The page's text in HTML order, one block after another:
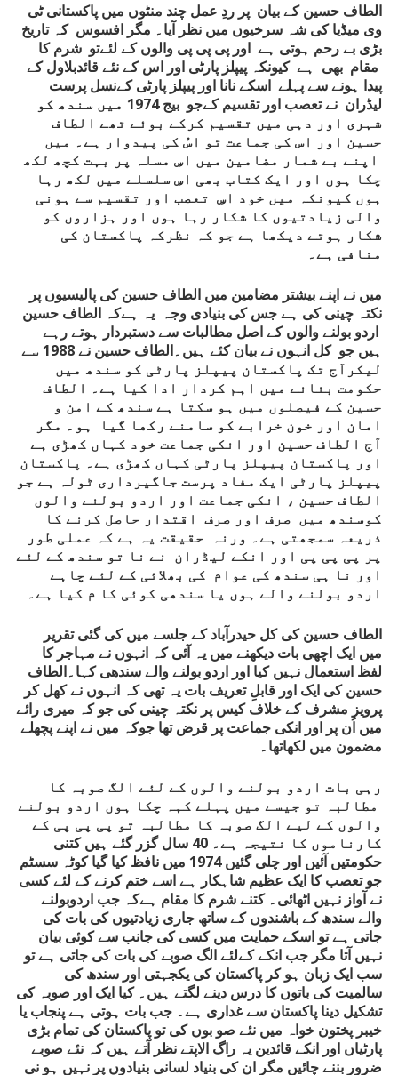
الطاف حسین کے بیان پر ردِ عمل چند منٹوں میں پاکستانی ٹی
وی میڈیا کی شہ سرخیوں میں نظر آیا۔ مگر افسوس کہ تاریخ
بڑی بے رحم ہوتی ہے اور پی پی پی والوں کے لئےتو شرم کا
مقام بھی ہے کیونکہ پیپلز پارٹی اور اس کے نئے قائدبلاول کے
پیدا ہونے سے پہلے اسکے نانا اور پیپلز پارٹی کےنسل پرست
لیڈران نے تعصب اور تقسیم کےجو بیج 1974 میں سندھ کو
شہری اور دہی میں تقسیم کرکے بوئے تھے الطاف
حسین اور اس کی جماعت تو اسُ کی پیدوار ہے۔ میں
اپنے بے شمار مضامین میں اسِ مسلہ پر بہت کچھ لکھ
چکا ہوں اور ایک کتاب بھی اسِ سلسلے میں لکھ رہا
ہوں کیونکہ میں خود اسِ تعصب اور تقسیم سے ہونی
والی زیادتیوں کا شکار رہا ہوں اور ہزاروں کو
شکار ہوتے دیکھا ہے جو کہ نظرکہ پاکستان کی
منافی ہے۔
نکتہ چینی کی ہے جس کی بنیادی وجہ یہ ہےکہ الطاف حسین
اردو بولنے والوں کے اصل مطالبات سے دستبردار ہوتے رہے
ہیں جو کل انہوں نے بیان کئے ہیں۔الطاف حسین نے 1988 سے
لیکرآج تک پاکستان پیپلز پارٹی کو سندھ میں
حکومت بنانے میں اہم کردار ادا کیا ہے۔ الطاف
حسین کے فیصلوں میں ہو سکتا ہے سندھ کے امن و
امان اور خون خرابے کو سامنے رکھا گیا ہو۔ مگر
آج الطاف حسین اور انکی جماعت خود کہاں کھڑی ہے
اور پاکستان پیپلز پارٹی کہاں کھڑی ہے۔ پاکستان
پیپلز پارٹی ایک مفاد پرست جاگیرداری ٹولہ ہے جو
الطاف حسین ، انکی جماعت اور اردو بولنے والوں
کوسندھ میں صرف اور صرف اقتدار حاصل کرنے کا
ذریعہ سمجھتی ہے۔ ورنہ حقیقت یہ ہے کہ عملی طور
پر پی پی پی اور انکے لیڈران نے نا تو سندھ کے لئے
اور نا ہی سندھ کی عوام کی بھلائی کے لئے چاہے
اردو بولنے والے ہوں یا سندھی کوئی کا م کیا ہے۔
میں ایک اچھی بات دیکھنے میں یہ آئی کہ انہوں نے مہاجر کا
لفظ استعمال نہیں کیا اور اردو بولنے والے سندھی کہا۔الطاف
حسین کی ایک اور قابلِ تعریف بات یہ تھی کہ انہوں نے کھل کر
پرویز مشرف کے خلاف کیس پر نکتہ چینی کی جو کہ میری رائے
میں اُن پر اور انکی جماعت پر قرض تھا جوکہ میں نے اپنے پچھلے
مضمون میں لکھاتھا۔
رہی بات اردو بولنے والوں کے لئے الگ صوبہ کا
مطالبہ تو جیسے میں پہلے کہہ چکا ہوں اردو بولنے
والوں کے لیے الگ صوبہ کا مطالبہ تو پی پی پی کے
کارناموں کا نتیجہ ہے۔ 40 سال گزر گئے ہیں کتنی
حکومتیں آئیں اور چلی گئیں 1974 میں نافظ کیا گیا کوٹہ سسٹم
جو تعصب کا ایک عظیم شاہکار ہے اسے ختم کرنے کے لئے کسی
نے آواز نہیں اٹھائی۔ کتنے شرم کا مقام ہےکہ جب اردوبولنے
والے سندھ کے باشندوں کے ساتھ جاری زیادتیوں کی بات کی
جاتی ہے تو اسکے حمایت میں کسی کی جانب سے کوئی بیان
نہیں آتا مگر جب انکے کےلئے الگ صوبے کی بات کی جاتی ہے تو
سب ایک زبان ہو کر پاکستان کی یکجہتی اور سندھ کی
سالمیت کی باتوں کا درس دینے لگتے ہیں۔ کیا ایک اور صوبہ کی
تشکیل دینا پاکستان سے غداری ہے۔ جب بات ہوتی ہے پنجاب یا
خیبر پختون خواہ میں نئے صو بوں کی تو پاکستان کی تمام بڑی
پارٹیاں اور انکے قائدین یہ راگ الاپتے نظر آتے ہیں کہ نئے صوبے
ضرور بننے چائیں مگر ان کی بنیاد لسانی بنیادوں پر نہیں ہو نی